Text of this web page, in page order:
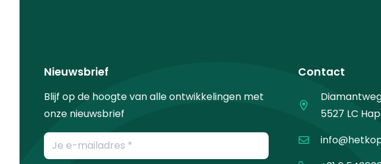
Nieuwsbrief
Blijf op de hoogte van alle ontwikkelingen met
onze nieuwsbrief
E-
mailadres
Contact
5527 LC